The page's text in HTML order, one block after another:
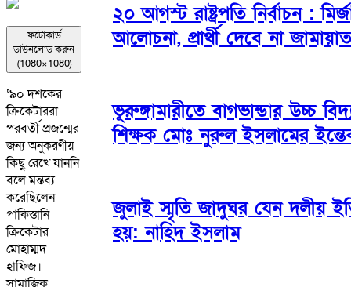
ফটোকার্ড
ডাউনলোড করুন
(1080×1080)
‘৯০ দশকের
ক্রিকেটাররা
পরবর্তী প্রজন্মের
জন্য অনুকরণীয়
কিছু রেখে যাননি
বলে মন্তব্য
করেছিলেন
পাকিস্তানি
ক্রিকেটার
মোহাম্মদ
হাফিজ।
২০ আগস্ট রাষ্ট্রপতি নির্বাচন :
আলোচনা, প্রার্থী দেবে না জামায়াত
ভূরুঙ্গামারীতে বাগভান্ডার উচ্চ
শিক্ষক মোঃ নুরুল ইসলামের
জুলাই স্মৃতি জাদুঘর যেন দলীয়
হয়: নাহিদ ইসলাম